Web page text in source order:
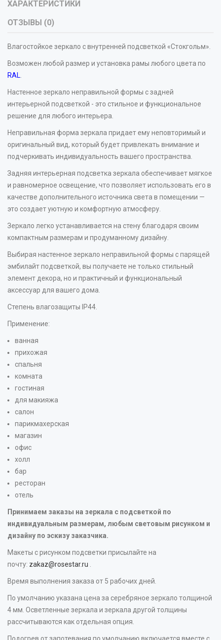
ХАРАКТЕРИСТИКИ
ОТЗЫВЫ (0)
Влагостойкое зеркало с внутренней подсветкой «Стокгольм».
Возможен любой размер и установка рамы любого цвета по
RAL
Настенное зеркало неправильной формы с задней
интерьерной подсветкой - это стильное и функциональное
решение для любого интерьера.
Неправильная форма зеркала придает ему неповторимый и
оригинальный вид, который будет привлекать внимание и
подчеркивать индивидуальность вашего пространства.
Задняя интерьерная подсветка зеркала обеспечивает мягкое
и равномерное освещение, что позволяет использовать его в
качестве дополнительного источника света в помещении —
это создает уютную и комфортную атмосферу.
Зеркало легко устанавливается на стену благодаря своим
компактным размерам и продуманному дизайну.
Выбирая настенное зеркало неправильной формы с парящей
эмбилайт подсветкой, вы получаете не только стильный
элемент декора, но и практичный и функциональный
аксессуар для вашего дома.
Степень влагозащиты IP44.
Применение:
ванная
прихожая
спальня
комната
гостиная
для макияжа
салон
парикмахерская
магазин
офис
холл
бар
ресторан
отель
Принимаем заказы на зеркала с подсветкой по
индивидуальным размерам, любым световым рисунком и
дизайну по эскизу заказчика.
Макеты с рисунком подсветки присылайте на
почту: zakaz@rosestar.ru
Время выполнения заказа от 5 рабочих дней.
По умолчанию указана цена за серебряное зеркало толщиной
4 мм. Осветленные зеркала и зеркала другой толщины
рассчитываются как отдельная опция.